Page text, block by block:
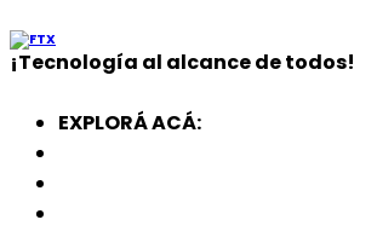
¡Tecnología al alcance de todos!
EXPLORÁ ACÁ: